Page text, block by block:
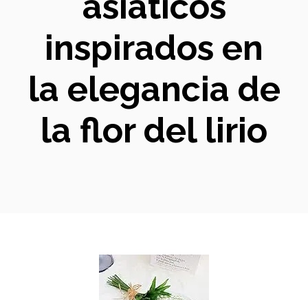
inspirados en
la elegancia de
la flor del lirio